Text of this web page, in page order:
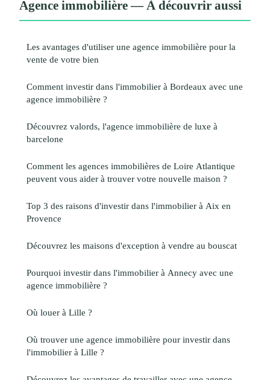
Agence immobilière — À découvrir aussi
Les avantages d'utiliser une agence immobilière pour la
vente de votre bien
Comment investir dans l'immobilier à Bordeaux avec une
agence immobilière ?
Découvrez valords, l'agence immobilière de luxe à
barcelone
Comment les agences immobilières de Loire Atlantique
peuvent vous aider à trouver votre nouvelle maison ?
Top 3 des raisons d'investir dans l'immobilier à Aix en
Provence
Découvrez les maisons d'exception à vendre au bouscat
Pourquoi investir dans l'immobilier à Annecy avec une
agence immobilière ?
Où louer à Lille ?
Où trouver une agence immobilière pour investir dans
l'immobilier à Lille ?